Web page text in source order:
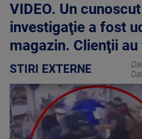
VIDEO. Un
investigaţie a fost
magazin. Clienţii
STIRI EXTERNE